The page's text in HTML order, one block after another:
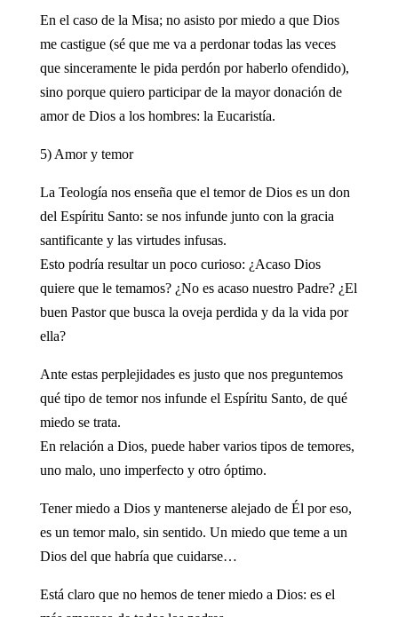
En el caso de la Misa; no asisto por miedo a que Dios
me castigue (sé que me va a perdonar todas las veces
que sinceramente le pida perdón por haberlo ofendido),
sino porque quiero participar de la mayor donación de
amor de Dios a los hombres: la Eucaristía.
5) Amor y temor
La Teología nos enseña que el temor de Dios es un don
del Espíritu Santo: se nos infunde junto con la gracia
santificante y las virtudes infusas.
Esto podría resultar un poco curioso: ¿Acaso Dios
quiere que le temamos? ¿No es acaso nuestro Padre? ¿El
buen Pastor que busca la oveja perdida y da la vida por
ella?
Ante estas perplejidades es justo que nos preguntemos
qué tipo de temor nos infunde el Espíritu Santo, de qué
miedo se trata.
En relación a Dios, puede haber varios tipos de temores,
uno malo, uno imperfecto y otro óptimo.
Tener miedo a Dios y mantenerse alejado de Él por eso,
es un temor malo, sin sentido. Un miedo que teme a un
Dios del que habría que cuidarse…
Está claro que no hemos de tener miedo a Dios: es el